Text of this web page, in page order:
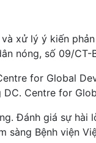
xử lý ý kiến
nóng, số 09/CT-
for Global
Centre for
Đánh giá sự
sàng Bệnh viện